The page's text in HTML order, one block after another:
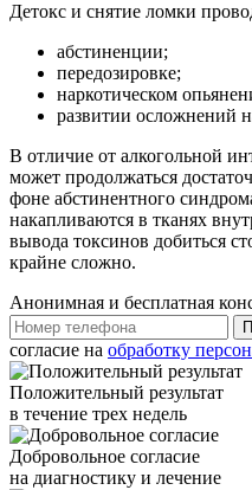
Детокс и снятие ломки
абстиненции;
передозировке;
наркотическом
развитии осложнений
В отличие от алкогольной
может продолжаться
фоне абстинентного
накапливаются в тканях
вывода токсинов добиться
крайне сложно.
Анонимная и бесплатная
согласие на обработку
Положительный результат
в течение трех недель
Добровольное согласие
на диагностику и лечение